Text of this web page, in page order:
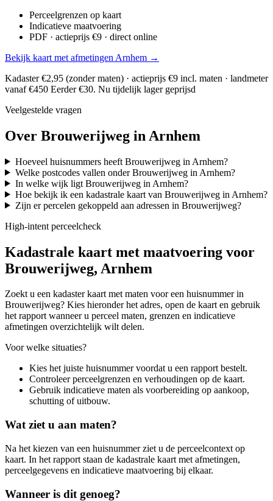
Perceelgrenzen op kaart
Indicatieve maatvoering
PDF · actieprijs €9 · direct online
Bekijk kaart met afmetingen Arnhem →
Kadaster €2,95 (zonder maten) · actieprijs €9 incl. maten · landmeter
vanaf €450 Eerder €30. Nu tijdelijk lager geprijsd
Veelgestelde vragen
Over Brouwerijweg in Arnhem
Hoeveel huisnummers heeft Brouwerijweg in Arnhem?
Welke postcodes vallen onder Brouwerijweg in Arnhem?
In welke wijk ligt Brouwerijweg in Arnhem?
Hoe bekijk ik een kadastrale kaart van Brouwerijweg in Arnhem?
Zijn er percelen gekoppeld aan adressen in Brouwerijweg?
High-intent perceelcheck
Kadastrale kaart met maatvoering voor
Brouwerijweg, Arnhem
Zoekt u een kadaster kaart met maten voor een huisnummer in
Brouwerijweg? Kies hieronder het adres, open de kaart en gebruik
het rapport wanneer u perceel maten, grenzen en indicatieve
afmetingen overzichtelijk wilt delen.
Voor welke situaties?
Kies het juiste huisnummer voordat u een rapport bestelt.
Controleer perceelgrenzen en verhoudingen op de kaart.
Gebruik indicatieve maten als voorbereiding op aankoop,
schutting of uitbouw.
Wat ziet u aan maten?
Na het kiezen van een huisnummer ziet u de perceelcontext op
kaart. In het rapport staan de kadastrale kaart met afmetingen,
perceelgegevens en indicatieve maatvoering bij elkaar.
Wanneer is dit genoeg?